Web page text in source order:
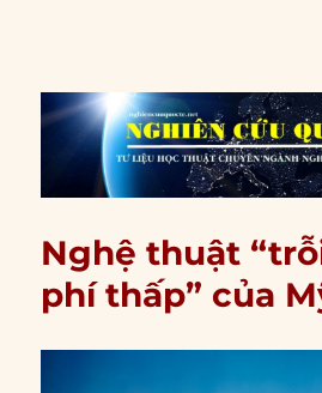
Nghệ thuật
phí thấp” của